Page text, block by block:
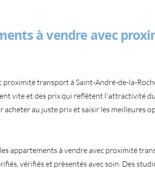
à vendre avec
proximité transport à Saint-André-de-la-
vite et des prix qui reflètent l'attractivité
acheter au juste prix et saisir les meilleures
appartements à vendre avec proximité
vérifiés et présentés avec soin. Des